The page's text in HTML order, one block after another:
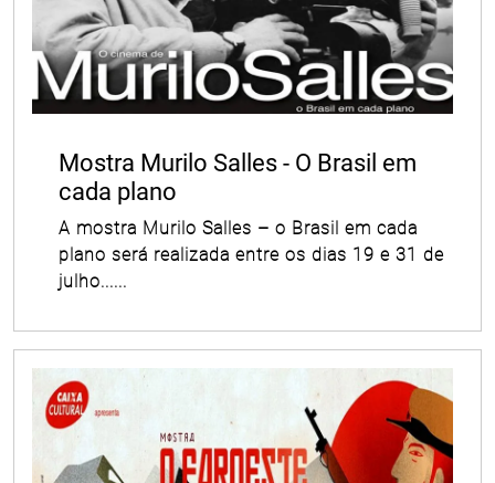
Mostra Murilo Salles - O Brasil em
cada plano
A mostra Murilo Salles – o Brasil em cada
plano será realizada entre os dias 19 e 31 de
julho......